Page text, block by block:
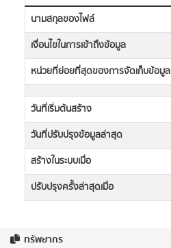
ทรัพยากร
นามสกุลของไฟล์
เงื่อนไขในการเข้าถึงข้อมูล
หน่วยที่ย่อยที่สุดของการจัดเก็บข้อมูล
วันที่เริ่มต้นสร้าง
วันที่ปรับปรุงข้อมูลล่าสุด
สร้างในระบบเมื่อ
ปรับปรุงครั้งล่าสุดเมื่อ